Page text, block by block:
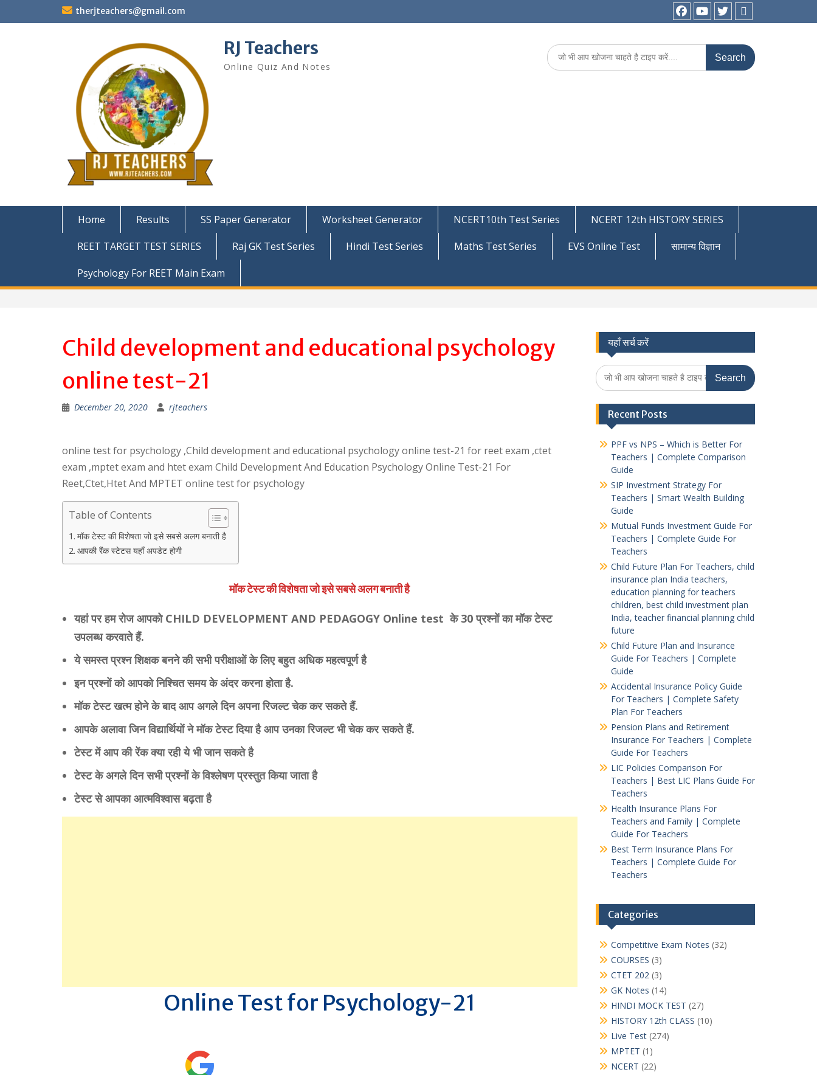
therjteachers@gmail.com
facebookyoutubeTwitterWhatsApp
RJ Teachers
Online Quiz And Notes
Search
for:
Home Results SS Paper Generator Worksheet Generator NCERT10th Test Series
NCERT 12th HISTORY SERIES
REET TARGET TEST SERIES
Raj GK Test Series Hindi Test Series Maths Test Series EVS Online Test
सामान्य विज्ञान
Psychology For REET Main Exam
Child development and educational psychology
online test-21
December 20, 2020 rjteachers
online test for psychology ,Child development and educational psychology online test-21 for reet exam ,ctet
exam ,mptet exam and htet exam Child Development And Education Psychology Online Test-21 For
Reet,Ctet,Htet And MPTET online test for psychology
Table of Contents
मॉक टेस्ट की विशेषता जो इसे सबसे अलग बनाती है
आपकी रैंक स्टेटस यहाँ अपडेट होगी
मॉक टेस्ट की विशेषता जो इसे सबसे अलग बनाती है
यहां पर हम रोज आपको CHILD DEVELOPMENT AND PEDAGOGY Online test के 30 प्रश्नों का मॉक टेस्ट
उपलब्ध करवाते हैं.
ये समस्त प्रश्न शिक्षक बनने की सभी परीक्षाओं के लिए बहुत अधिक महत्वपूर्ण है
इन प्रश्नों को आपको निश्चित समय के अंदर करना होता है.
मॉक टेस्ट खत्म होने के बाद आप अगले दिन अपना रिजल्ट चेक कर सकते हैं.
आपके अलावा जिन विद्यार्थियों ने मॉक टेस्ट दिया है आप उनका रिजल्ट भी चेक कर सकते हैं.
टेस्ट में आप की रेंक क्या रही ये भी जान सकते है
टेस्ट के अगले दिन सभी प्रश्नों के विश्लेषण प्रस्तुत किया जाता है
टेस्ट से आपका आत्मविश्वास बढ़ता है
Online Test for Psychology-21
यहाँ सर्च करें
Search
for:
Recent Posts
PPF vs NPS – Which is Better For
Teachers | Complete Comparison
Guide
SIP Investment Strategy For
Teachers | Smart Wealth Building
Guide
Mutual Funds Investment Guide For
Teachers | Complete Guide For
Teachers
Child Future Plan For Teachers, child
insurance plan India teachers,
education planning for teachers
children, best child investment plan
India, teacher financial planning child
future
Child Future Plan and Insurance
Guide For Teachers | Complete
Guide
Accidental Insurance Policy Guide
For Teachers | Complete Safety
Plan For Teachers
Pension Plans and Retirement
Insurance For Teachers | Complete
Guide For Teachers
LIC Policies Comparison For
Teachers | Best LIC Plans Guide For
Teachers
Health Insurance Plans For
Teachers and Family | Complete
Guide For Teachers
Best Term Insurance Plans For
Teachers | Complete Guide For
Teachers
Categories
Competitive Exam Notes (32)
COURSES (3)
CTET 202(3)
GK Notes (14)
HINDI MOCK TEST (27)
HISTORY 12th CLASS (10)
Live Test(274)
MPTET (1)
NCERT (22)